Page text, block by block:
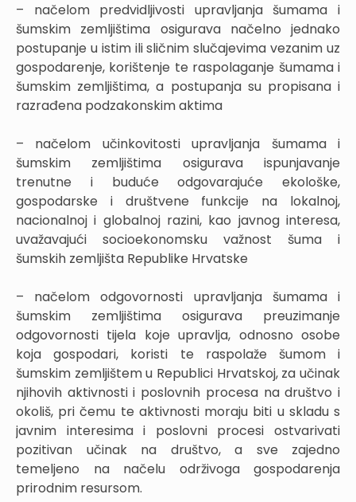
– načelom predvidljivosti upravljanja šumama i
šumskim zemljištima osigurava načelno jednako
postupanje u istim ili sličnim slučajevima vezanim uz
gospodarenje, korištenje te raspolaganje šumama i
šumskim zemljištima, a postupanja su propisana i
razrađena podzakonskim aktima
– načelom učinkovitosti upravljanja šumama i
šumskim zemljištima osigurava ispunjavanje
trenutne i buduće odgovarajuće ekološke,
gospodarske i društvene funkcije na lokalnoj,
nacionalnoj i globalnoj razini, kao javnog interesa,
uvažavajući socioekonomsku važnost šuma i
šumskih zemljišta Republike Hrvatske
– načelom odgovornosti upravljanja šumama i
šumskim zemljištima osigurava preuzimanje
odgovornosti tijela koje upravlja, odnosno osobe
koja gospodari, koristi te raspolaže šumom i
šumskim zemljištem u Republici Hrvatskoj, za učinak
njihovih aktivnosti i poslovnih procesa na društvo i
okoliš, pri čemu te aktivnosti moraju biti u skladu s
javnim interesima i poslovni procesi ostvarivati
pozitivan učinak na društvo, a sve zajedno
temeljeno na načelu održivoga gospodarenja
prirodnim resursom.